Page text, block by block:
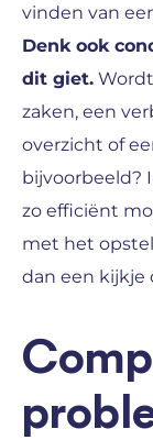
vinden van
Denk ook
dit giet.
zaken, een
overzicht of
bijvoorbeeld?
zo efficiënt
met het
dan een kijkje